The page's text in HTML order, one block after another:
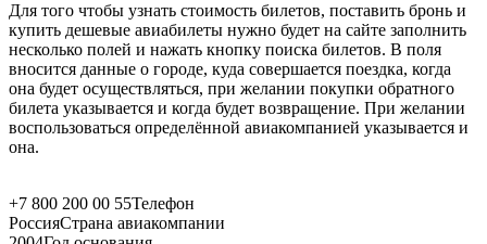
Для того чтобы узнать стоимость билетов, поставить бронь и
купить дешевые авиабилеты нужно будет на сайте заполнить
несколько полей и нажать кнопку поиска билетов. В поля
вносится данные о городе, куда совершается поездка, когда
она будет осуществляться, при желании покупки обратного
билета указывается и когда будет возвращение. При желании
воспользоваться определённой авиакомпанией указывается и
она.
+7 800 200 00 55Телефон
РоссияСтрана авиакомпании